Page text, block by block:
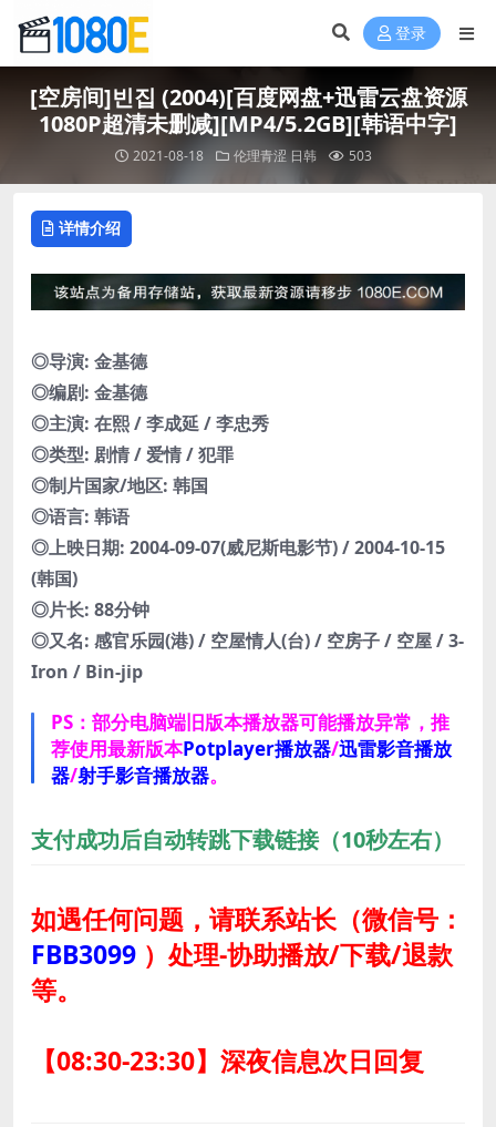
登录
[空房间]빈집 (2004)[百度网盘+迅雷云盘资源
1080P超清未删减][MP4/5.2GB][韩语中字]
2021-08-18 伦理青涩 日韩 503
详情介绍
◎导演: 金基德
◎编剧: 金基德
◎主演: 在熙 / 李成延 / 李忠秀
◎类型: 剧情 / 爱情 / 犯罪
◎制片国家/地区: 韩国
◎语言: 韩语
◎上映日期: 2004-09-07(威尼斯电影节) / 2004-10-15
(韩国)
◎片长: 88分钟
◎又名: 感官乐园(港) / 空屋情人(台) / 空房子 / 空屋 / 3-
Iron / Bin-jip
PS：部分电脑端旧版本播放器可能播放异常，推
荐使用最新版本Potplayer播放器/迅雷影音播放
器/射手影音播放器。
支付成功后自动转跳下载链接（10秒左右）
如遇任何问题，请联系站长（微信号：
FBB3099 ） 处理-协助播放/下载/退款
等。
【08:30-23:30】深夜信息次日回复